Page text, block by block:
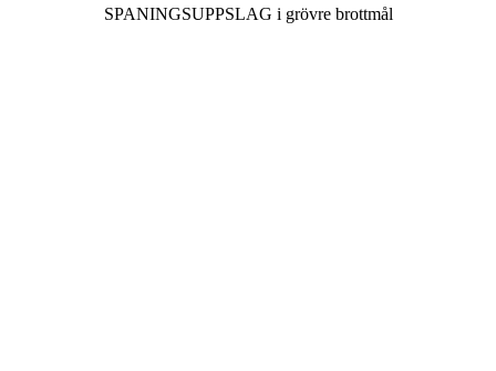
SPANINGSUPPSLAG i grövre brottmål